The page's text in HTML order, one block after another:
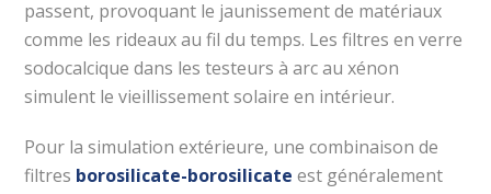
passent, provoquant le jaunissement de matériaux
comme les rideaux au fil du temps. Les filtres en verre
sodocalcique dans les testeurs à arc au xénon
simulent le vieillissement solaire en intérieur.
Pour la simulation extérieure, une combinaison de
filtres borosilicate-borosilicate est généralement